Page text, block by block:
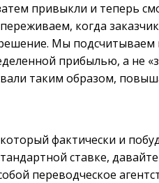
привыкли и теперь
когда
Мы
прибылью, а не
таким образом,
фактически и
ставке,
переводческое